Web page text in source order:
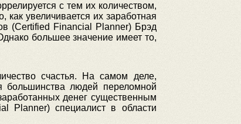
с тем их количеством,
увеличивается их заработная
(Certified Financial Planner) Брэд
большее значение имеет то,
счастья. На самом деле,
большинства людей переломной
денег существенным
Planner) специалист в области